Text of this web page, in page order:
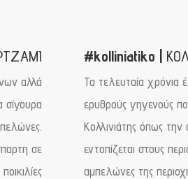
αλλά
σίγουρα
σε
#kolliniatiko |
Τα τελευταία χρόνια
ερυθρούς γηγενούς
Κολλινιάτης όπως
εντοπίζεται στους
αμπελώνες της